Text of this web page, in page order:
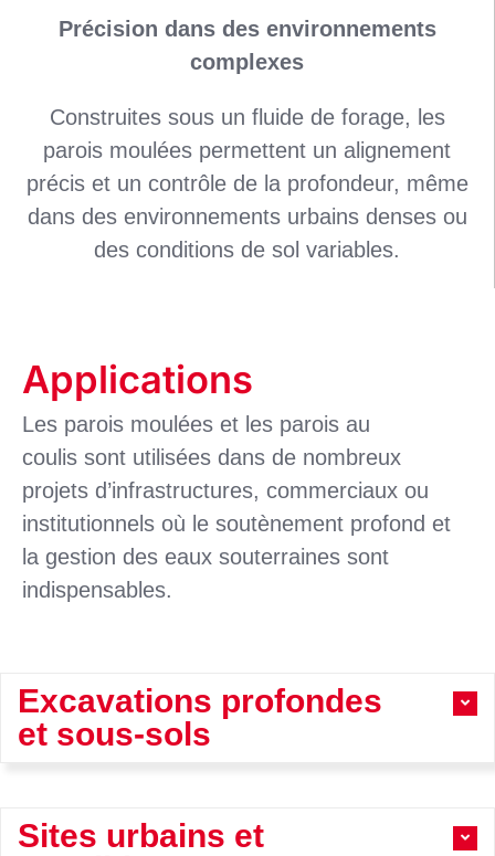
Précision dans des environnements
complexes
Construites sous un fluide de forage, les
parois moulées permettent un alignement
précis et un contrôle de la profondeur, même
dans des environnements urbains denses ou
des conditions de sol variables.
Applications
Les parois moulées et les parois au
coulis sont utilisées dans de nombreux
projets d’infrastructures, commerciaux ou
institutionnels où le soutènement profond et
la gestion des eaux souterraines sont
indispensables.
Excavations profondes
et sous-sols
Sites urbains et